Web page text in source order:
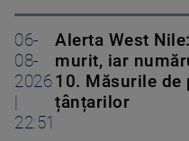
06-
08-
2026
22:51
Alerta West
murit, iar
10. Măsurile
țânțarilor